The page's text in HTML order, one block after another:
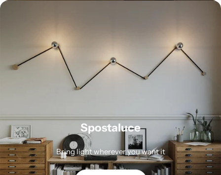
Spostaluce
Bring light wherever you want it